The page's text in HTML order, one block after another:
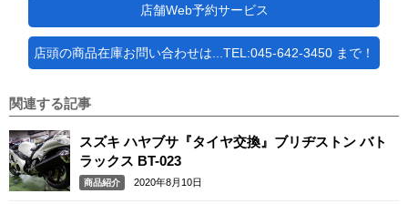
店舗Web予約サービス
店頭の商品在庫お問い合わせは...TEL:045-642-3450 まで！
関連する記事
スズキ ハヤブサ『タイヤ交換』ブリヂストン バト
ラックス BT-023
商品紹介 2020年8月10日